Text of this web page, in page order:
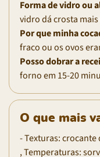
Forma de vidro ou
vidro dá crosta
Por que minha
fraco ou os ovos
Posso dobrar a
forno em 15-20
O que mais
- Texturas:
, Temperaturas: